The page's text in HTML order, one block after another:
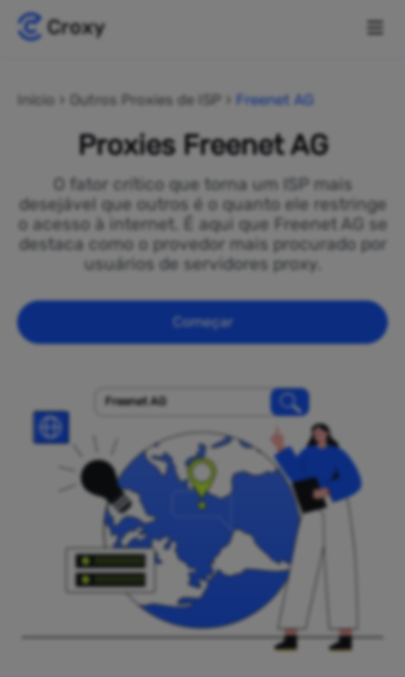
Início Outros Proxies de ISP Freenet AG
Proxies Freenet AG
O fator crítico que torna um ISP mais
desejável que outros é o quanto ele restringe
o acesso à internet. É aqui que Freenet AG se
destaca como o provedor mais procurado por
usuários de servidores proxy.
Começar
Freenet AG